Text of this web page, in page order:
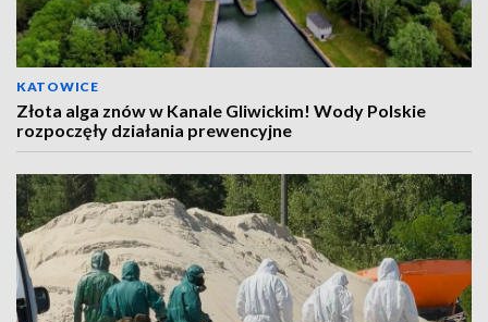
KATOWICE
Złota alga znów w Kanale Gliwickim! Wody Polskie
rozpoczęły działania prewencyjne